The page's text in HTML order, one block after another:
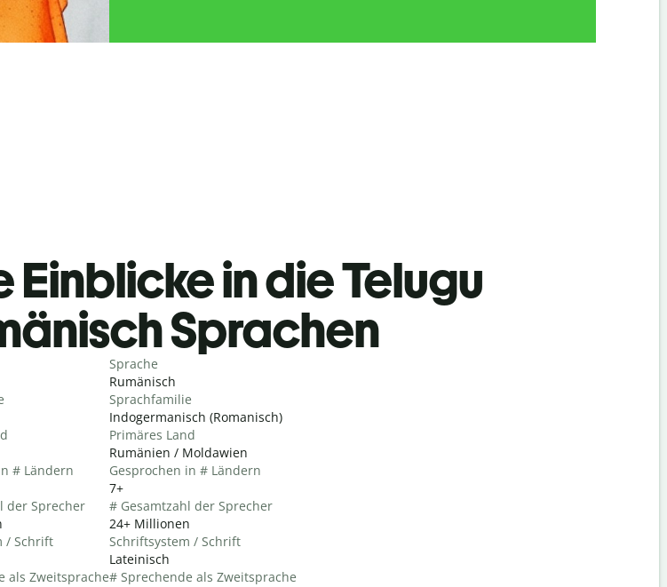
Einblicke in die Telugu
Sprachen
# Ländern
der Sprecher
/ Schrift
als Zweitsprache
Sprache
Rumänisch
Sprachfamilie
Indogermanisch (Romanisch)
Primäres Land
Rumänien / Moldawien
Gesprochen in # Ländern
7+
# Gesamtzahl der Sprecher
24+ Millionen
Schriftsystem / Schrift
Lateinisch
# Sprechende als Zweitsprache